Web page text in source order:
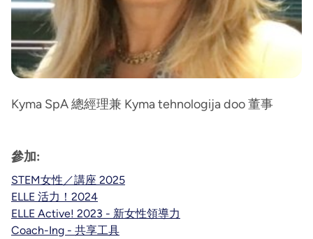
Kyma SpA 總經理兼 Kyma tehnologija doo 董事
參加:
STEM女性／講座 2025
ELLE 活力！2024
ELLE Active! 2023 - 新女性領導力
Coach-Ing - 共享工具